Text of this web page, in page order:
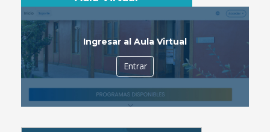
Ingresar al Aula Virtual
Entrar